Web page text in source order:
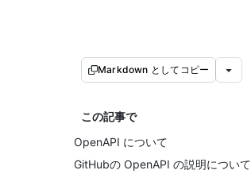
Markdown としてコピー
この記事で
OpenAPI について
GitHubの OpenAPI の説明について